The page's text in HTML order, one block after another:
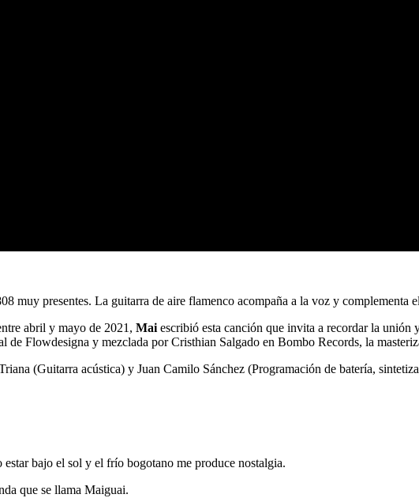
muy presentes. La guitarra de aire flamenco acompaña a la voz y complementa
abril y mayo de 2021, Maiescribió esta canción que invita a recordar la unión
Flowdesigna y mezclada por Cristhian Salgado en Bombo Records, la
(Guitarra acústica) y Juan Camilo Sánchez (Programación de batería,
bajo el sol y el frío bogotano me produce nostalgia.
que se llama Maiguai.